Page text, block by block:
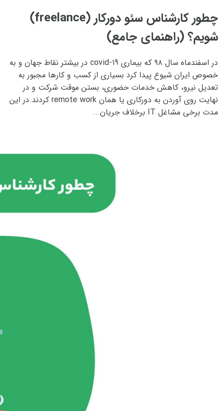
چطور کارشناس سئو دورکار (freelance)
شویم؟ (راهنمای جامع)
در اسفندماه سال ۹۸ که بیماری covid-19 در بیشتر نقاط جهان و به
خصوص ایران شیوع پیدا کرد بسیاری از کسب و کارها مجبور به
تعدیل نیرو، کاهش خدمات حضوری، بستن موقت شرکت و در
نهایت روی آوردن به دورکاری یا همان remote work کردند.در این
مدت برخی مشاغل IT برخلاف جریان...